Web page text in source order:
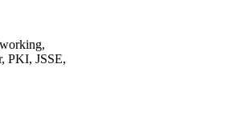
PKI, JSSE,